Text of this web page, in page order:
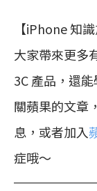
【iPhone 知
大家帶來更多
3C 產品，還
關蘋果的文章
息，或者加入
症哦～